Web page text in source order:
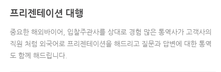
프리젠테이션 대행
중요한 해외바이어, 입찰주관사를 상대로 경험 많은 통역사가 고객사의
직원 처럼 외국어로 프리젠테이션을 해드리고 질문과 답변에 대한 통역
도 함께 해드립니다.